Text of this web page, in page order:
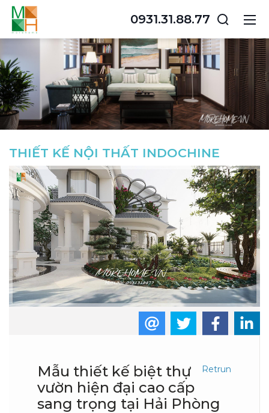
0931.31.88.77
THIẾT KẾ NỘI THẤT INDOCHINE
Retrun
Mẫu thiết kế biệt thự
vườn hiện đại cao cấp
sang trọng tại Hải Phòng